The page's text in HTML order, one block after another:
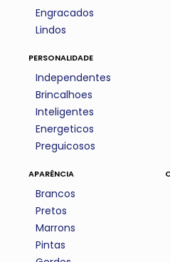
Engracados
Lindos
personalidade
Independentes
Brincalhoes
Inteligentes
Energeticos
Preguicosos
aparência
Brancos
Pretos
Marrons
Pintas